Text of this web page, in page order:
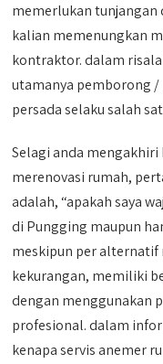
memerlukan tunjangan
kalian memenungkan
kontraktor. dalam
utamanya pemborong
persada selaku salah
Selagi anda
merenovasi rumah,
adalah, “apakah saya
di Pungging maupun
meskipun per alternatif
kekurangan, memiliki
dengan menggunakan
profesional. dalam
kenapa servis anemer